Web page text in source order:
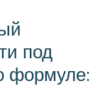
под
формуле: